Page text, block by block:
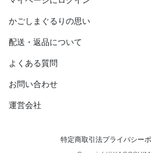
かごしまぐるりの思い
配送・返品について
よくある質問
お問い合わせ
運営会社
特定商取引法プライバシー